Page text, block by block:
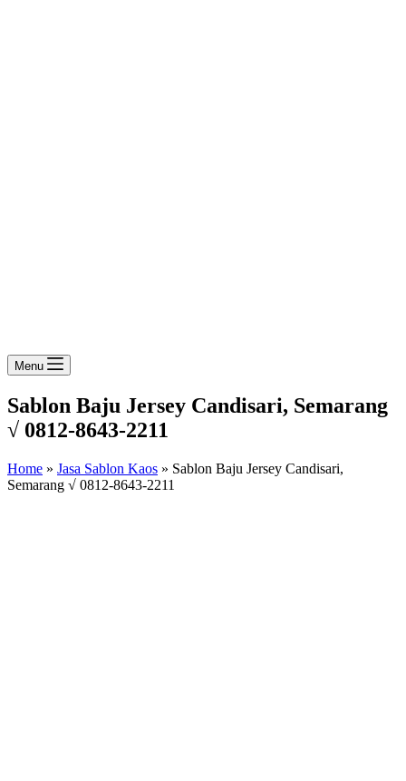
Menu
Sablon Baju Jersey Candisari, Semarang
√ 0812-8643-2211
Home » Jasa Sablon Kaos » Sablon Baju Jersey Candisari,
Semarang √ 0812-8643-2211